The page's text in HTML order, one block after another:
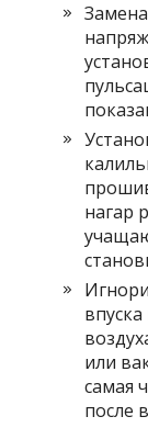
нагар
или
самая
после